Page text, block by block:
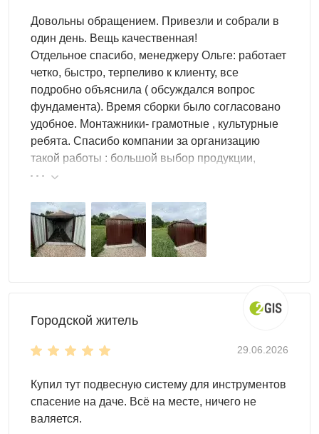
Что можно хранить внутри
Гараж из профлиста SKOGGY подходит для хранения
практически любого имущества. Компактные модели
используют для мототехники и садового инвентаря, а
более просторные — как полноценный склад или
автомастерскую. Внутри можно разместить мототехнику,
велосипеды, строительные материалы, инструменты,
рационально использовать место, установите системы
хранения: стеллажи, панели для инструмента,
направляющие, крючки, подвесы и велостойки.
планируете хранить и где он будет установлен. Затем
корпуса (стандартный или усиленный). Подберите цвет,
оформление фасада и при необходимости выберите
Довольны обращением. Привезли и собрали в
один день. Вещь качественная!
Отдельное спасибо, менеджеру Ольге: работает
четко, быстро, терпеливо к клиенту, все
подробно объяснила ( обсуждался вопрос
фундамента). Время сборки было согласовано
удобное. Монтажники- грамотные , культурные
ребята. Спасибо компании за организацию
такой работы : большой выбор продукции,
реальные цены.
Городской житель
29.06.2026
Купил тут подвесную систему для инструментов
спасение на даче. Всё на месте, ничего не
валяется.